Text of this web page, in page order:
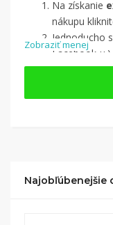
Na získanie
nákupu
Jednoducho
Facebook-u.)
Jednoducho
(v
Kliknite na
nákupu, si
Zobraziť menej
Najobľúbenejšie